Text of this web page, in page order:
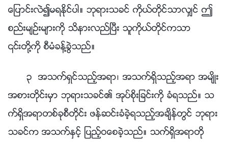
ေျပာင္းလဲ၍မရႏိုင္ပါ။ ဘုရားသခင္ ကိုယ္တိုင္သာလွ်င္ ဤ
စည္းမ်ဥ္းမ်ားကို သိနားလည္ၿပီး သူကိုယ္တိုင္ကသာ
၎တို႔ကို စီမံခန္႔ခြဲသည္။
၃ အသက္ရွင္သည့္အရာ၊ အသက္ရွိသည့္အရာ အမ်ိဳး
အစားတိုင္းမွာ ဘုရားသခင္၏ အုပ္စိုးျခင္းကို ခံရသည္။ သ
က္ရွိအရာတစ္ခုစီတိုင္း ဖန္ဆင္းခံခဲ့ရသည့္အခ်ိန္တြင္ ဘုရား
သခင္က အသက္ႏွင့္ ျပည့္ဝေစခဲ့သည္။ သက္ရွိအရာတို